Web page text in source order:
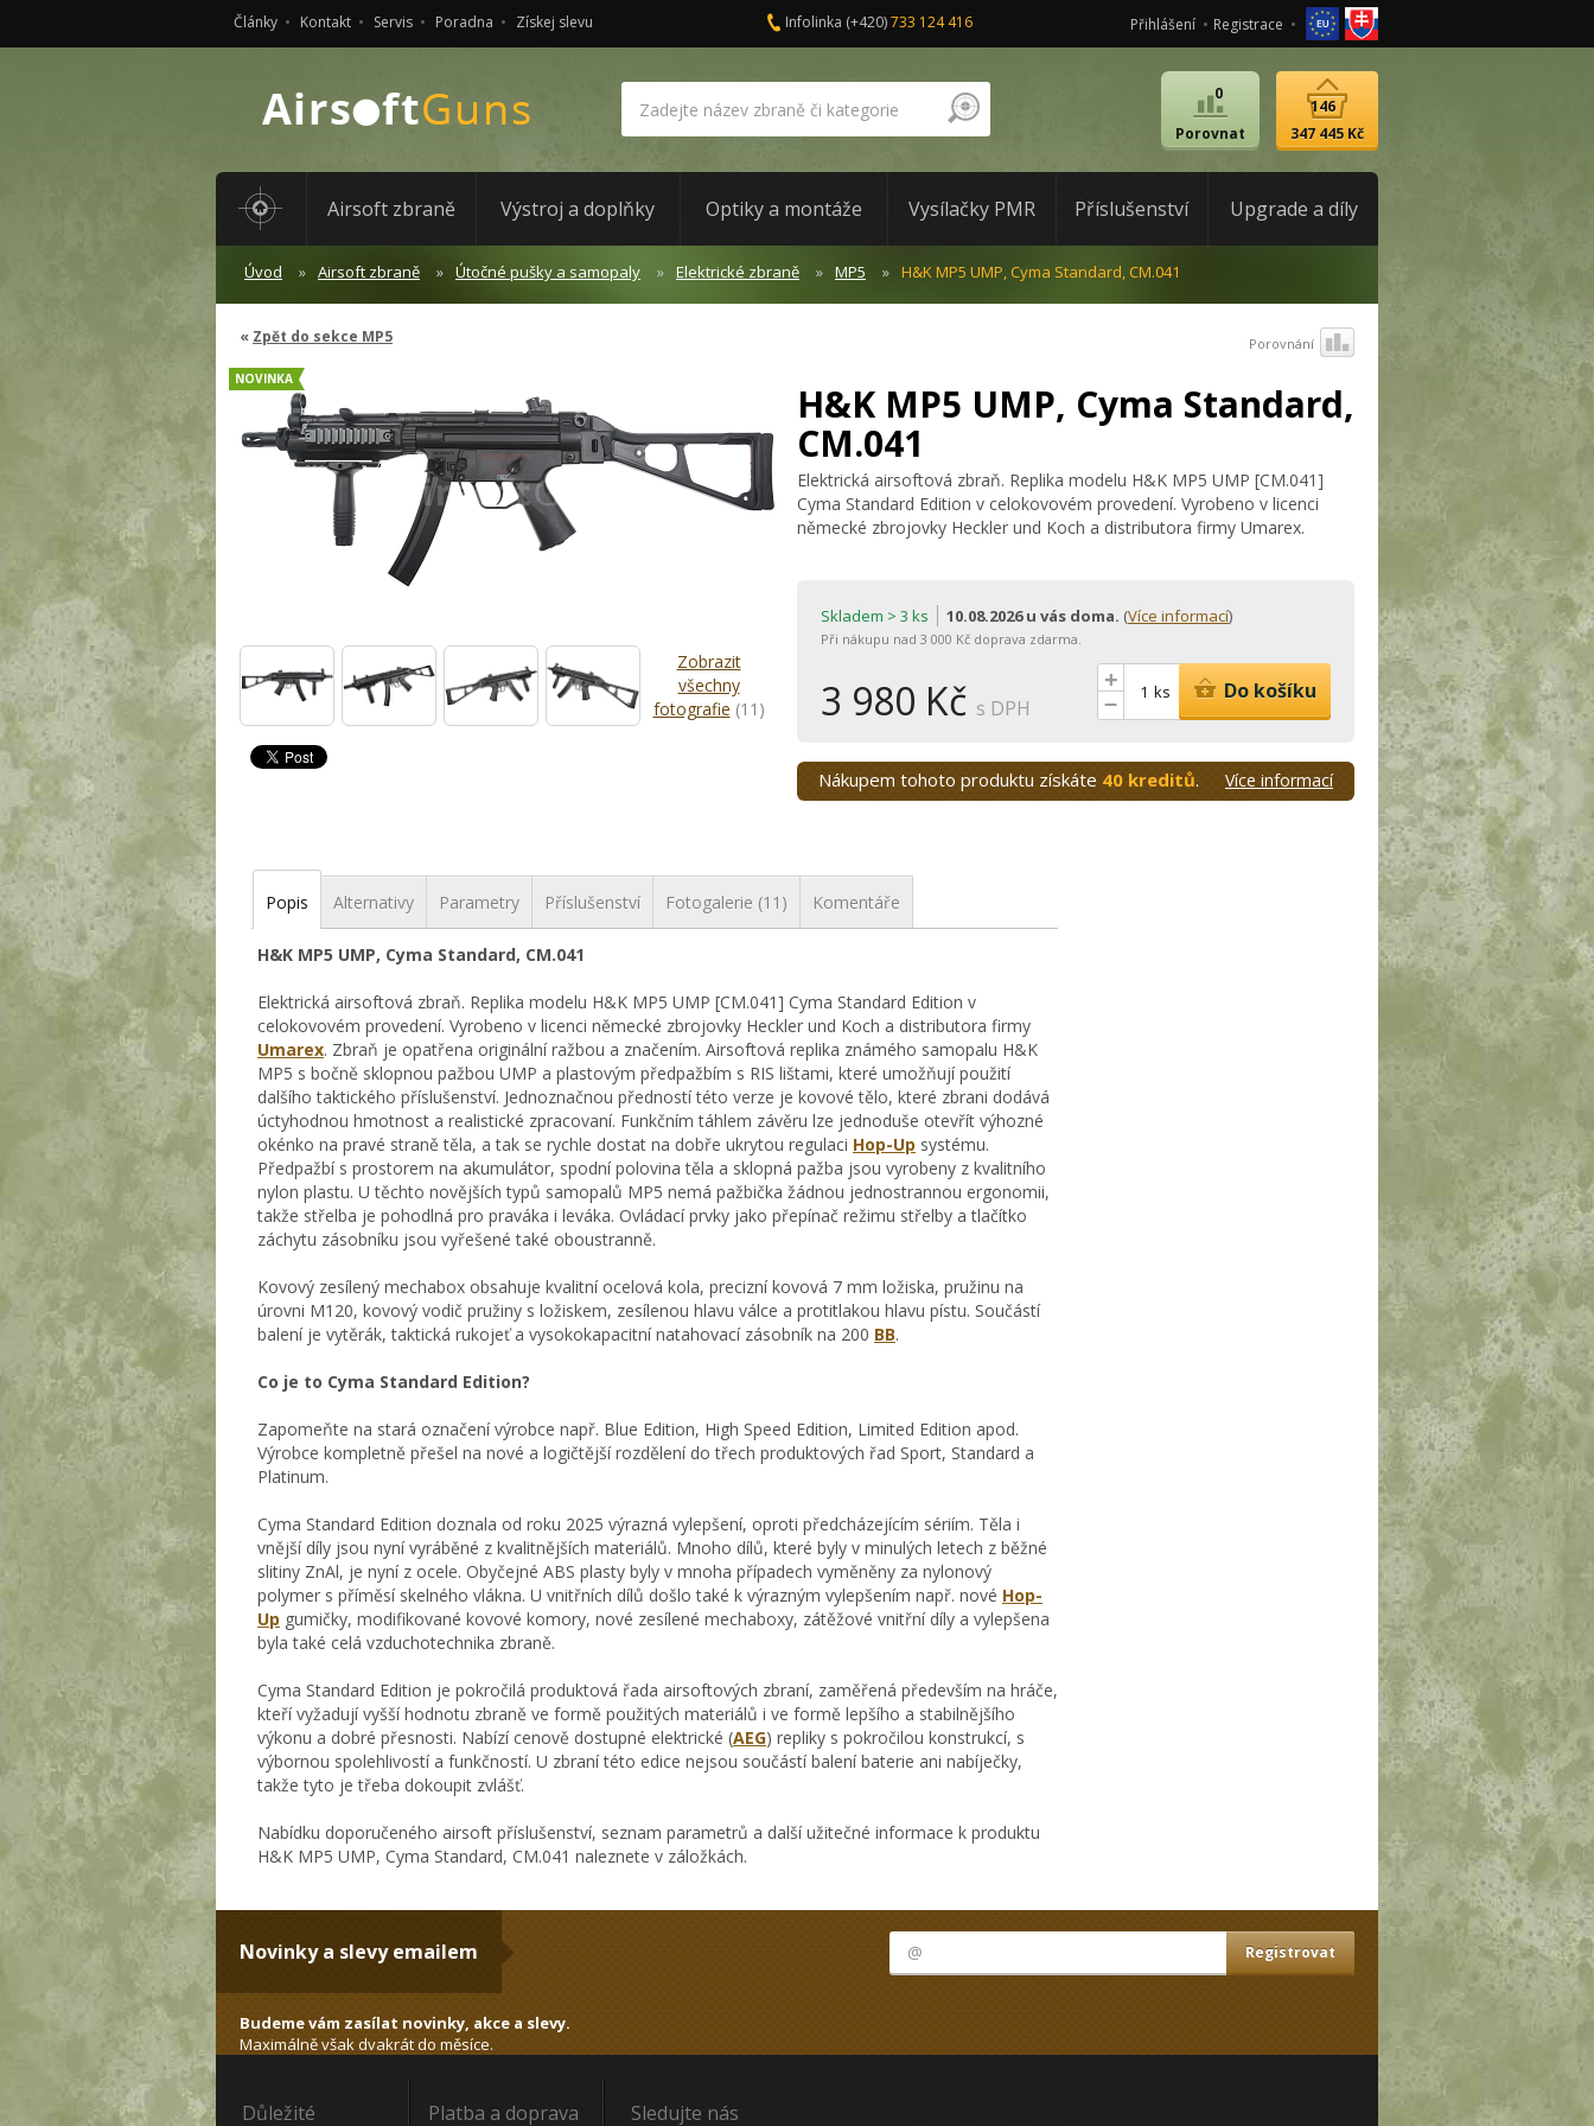
Články Kontakt Servis Poradna Získej slevu Infolinka (+420)733 124 416 Přihlášení Registrace
Porovnat
0
347 445 Kč
146
Airsoft zbraně Výstroj a doplňky Optiky a montáže Vysílačky PMR Příslušenství Upgrade a díly
Úvod Airsoft zbraně Útočné pušky a samopaly Elektrické zbraně MP5 H&K MP5 UMP, Cyma Standard, CM.041
Zpět do sekce MP5 Porovnání
Zobrazit
všechny
fotografie (11)
NOVINKA
H&K MP5 UMP, Cyma Standard,
CM.041
Elektrická airsoftová zbraň. Replika modelu H&K MP5 UMP [CM.041]
Cyma Standard Edition v celokovovém provedení. Vyrobeno v licenci
německé zbrojovky Heckler und Koch a distributora firmy Umarex.
Skladem > 3 ks 10.08.2026 u vás doma. (Více informací)
Při nákupu nad 3 000 Kč doprava zdarma.
3 980 Kč s DPH
+
–
ks Do košíku
Nákupem tohoto produktu získáte 40 kreditů. Více informací
Popis Alternativy Parametry Příslušenství Fotogalerie (11) Komentáře
H&K MP5 UMP, Cyma Standard, CM.041
Elektrická airsoftová zbraň. Replika modelu H&K MP5 UMP [CM.041] Cyma Standard Edition v
celokovovém provedení. Vyrobeno v licenci německé zbrojovky Heckler und Koch a distributora firmy
Umarex. Zbraň je opatřena originální ražbou a značením. Airsoftová replika známého samopalu H&K
MP5 s bočně sklopnou pažbou UMP a plastovým předpažbím s RIS lištami, které umožňují použití
dalšího taktického příslušenství. Jednoznačnou předností této verze je kovové tělo, které zbrani dodává
úctyhodnou hmotnost a realistické zpracovaní. Funkčním táhlem závěru lze jednoduše otevřít výhozné
okénko na pravé straně těla, a tak se rychle dostat na dobře ukrytou regulaci Hop-Up systému.
Předpažbí s prostorem na akumulátor, spodní polovina těla a sklopná pažba jsou vyrobeny z kvalitního
nylon plastu. U těchto novějších typů samopalů MP5 nemá pažbička žádnou jednostrannou ergonomii,
takže střelba je pohodlná pro praváka i leváka. Ovládací prvky jako přepínač režimu střelby a tlačítko
záchytu zásobníku jsou vyřešené také oboustranně.
Kovový zesílený mechabox obsahuje kvalitní ocelová kola, precizní kovová 7 mm ložiska, pružinu na
úrovni M120, kovový vodič pružiny s ložiskem, zesílenou hlavu válce a protitlakou hlavu pístu. Součástí
balení je vytěrák, taktická rukojeť a vysokokapacitní natahovací zásobník na 200 BB.
Co je to Cyma Standard Edition?
Zapomeňte na stará označení výrobce např. Blue Edition, High Speed Edition, Limited Edition apod.
Výrobce kompletně přešel na nové a logičtější rozdělení do třech produktových řad Sport, Standard a
Platinum.
Cyma Standard Edition doznala od roku 2025 výrazná vylepšení, oproti předcházejícím sériím. Těla i
vnější díly jsou nyní vyráběné z kvalitnějších materiálů. Mnoho dílů, které byly v minulých letech z běžné
slitiny ZnAl, je nyní z ocele. Obyčejné ABS plasty byly v mnoha případech vyměněny za nylonový
polymer s příměsí skelného vlákna. U vnitřních dílů došlo také k výrazným vylepšením např. nové Hop-
Up gumičky, modifikované kovové komory, nové zesílené mechaboxy, zátěžové vnitřní díly a vylepšena
byla také celá vzduchotechnika zbraně.
Cyma Standard Edition je pokročilá produktová řada airsoftových zbraní, zaměřená především na hráče,
kteří vyžadují vyšší hodnotu zbraně ve formě použitých materiálů i ve formě lepšího a stabilnějšího
výkonu a dobré přesnosti. Nabízí cenově dostupné elektrické (AEG) repliky s pokročilou konstrukcí, s
výbornou spolehlivostí a funkčností. U zbraní této edice nejsou součástí balení baterie ani nabíječky,
takže tyto je třeba dokoupit zvlášť.
Nabídku doporučeného airsoft příslušenství, seznam parametrů a další užitečné informace k produktu
H&K MP5 UMP, Cyma Standard, CM.041 naleznete v záložkách.
Novinky a slevy emailem
Budeme vám zasílat novinky, akce a slevy.
Maximálně však dvakrát do měsíce.
Důležité Platba a doprava Sledujte nás